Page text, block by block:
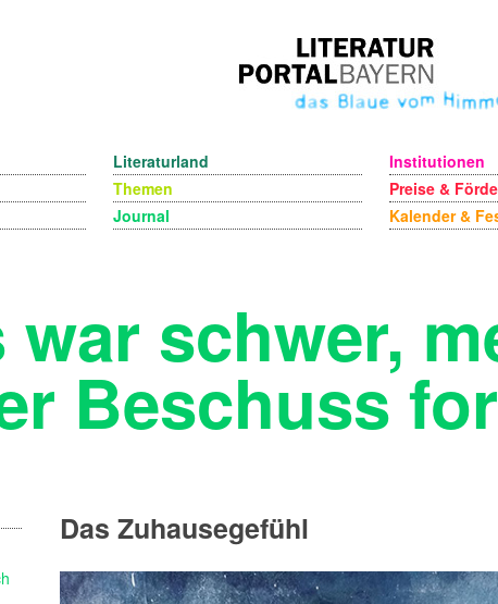
Literaturland
Themen
Journal
Institutionen
Preise &
Kalender &
war schwer,
Beschuss
Das Zuhausegefühl